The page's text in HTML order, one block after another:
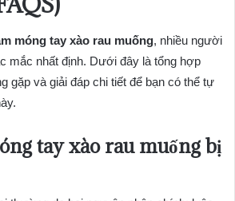
móng tay xào rau muống, nhiều người
mắc nhất định. Dưới đây là tổng hợp
gặp và giải đáp chi tiết để bạn có thể tự
tay xào rau muống bị